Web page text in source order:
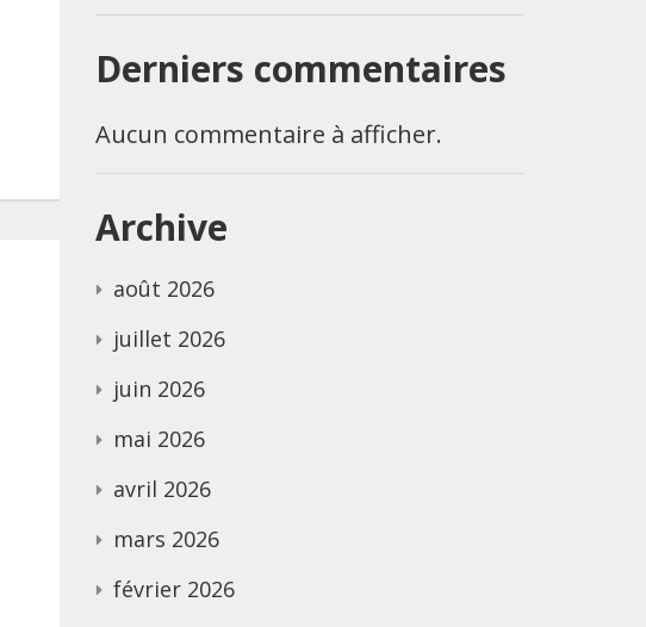
Derniers commentaires
Aucun commentaire à afficher.
Archive
août 2026
juillet 2026
juin 2026
mai 2026
avril 2026
mars 2026
février 2026